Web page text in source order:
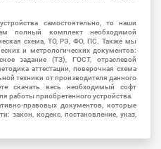
самостоятельно, то наши
полный комплект необходимой
схема, ТО, РЭ, ФО, ПС. Также мы
и метрологических документов:
задание (ТЗ), ГОСТ, отраслевой
аттестации, поверочная схема
техники от производителя данного
скачать весь необходимый софт
работы приобретенного устройства.
правовых документов, которые
закон, кодекс, постановление, указ,